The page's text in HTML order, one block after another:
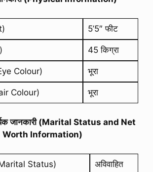
5’5″ फीट
45 किग्रा
Colour) भूरा
Colour) भूरा
जानकारी (Marital Status and Net
Worth Information)
Status) अविवाहित